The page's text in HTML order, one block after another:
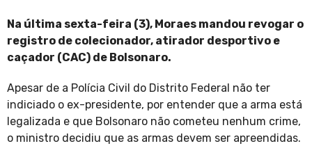
Na última sexta-feira (3), Moraes mandou revogar o
registro de colecionador, atirador desportivo e
caçador (CAC) de Bolsonaro.
Apesar de a Polícia Civil do Distrito Federal não ter
indiciado o ex-presidente, por entender que a arma está
legalizada e que Bolsonaro não cometeu nenhum crime,
o ministro decidiu que as armas devem ser apreendidas.